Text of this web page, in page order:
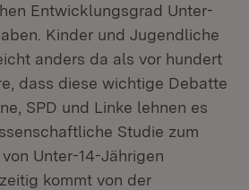
Entwicklungsgrad Unter-
Kinder und Jugendliche
anders da als vor hundert
dass diese wichtige Debatte
SPD und Linke lehnen es
Studie zum
Unter-14-Jährigen
kommt von der